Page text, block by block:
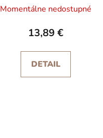
Momentálne nedostupné
13,89 €
DETAIL